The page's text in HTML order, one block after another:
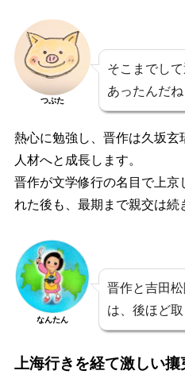
つぶた
そこまでし
あったんだね
熱心に勉強し、晋作は久坂玄
人材へと成長します。
晋作が文学修行の名目で上京
れた後も、最期まで親交は続
なんたん
晋作と吉田
は、後ほど
上海行きを経て激しい攘